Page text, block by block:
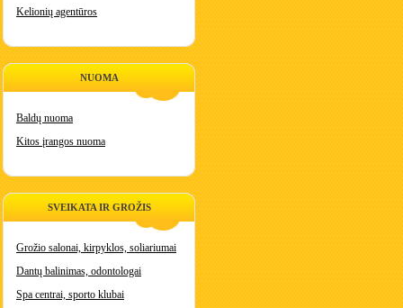
Kelionių agentūros
NUOMA
Baldų nuoma
Kitos įrangos nuoma
SVEIKATA IR GROŽIS
Grožio salonai, kirpyklos, soliariumai
Dantų balinimas, odontologai
Spa centrai, sporto klubai